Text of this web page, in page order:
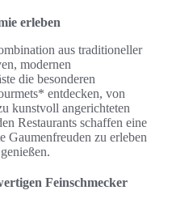
erleben
aus traditioneller
modernen
die besonderen
entdecken, von
kunstvoll angerichteten
Restaurants schaffen eine
Gaumenfreuden zu erleben
Feinschmecker